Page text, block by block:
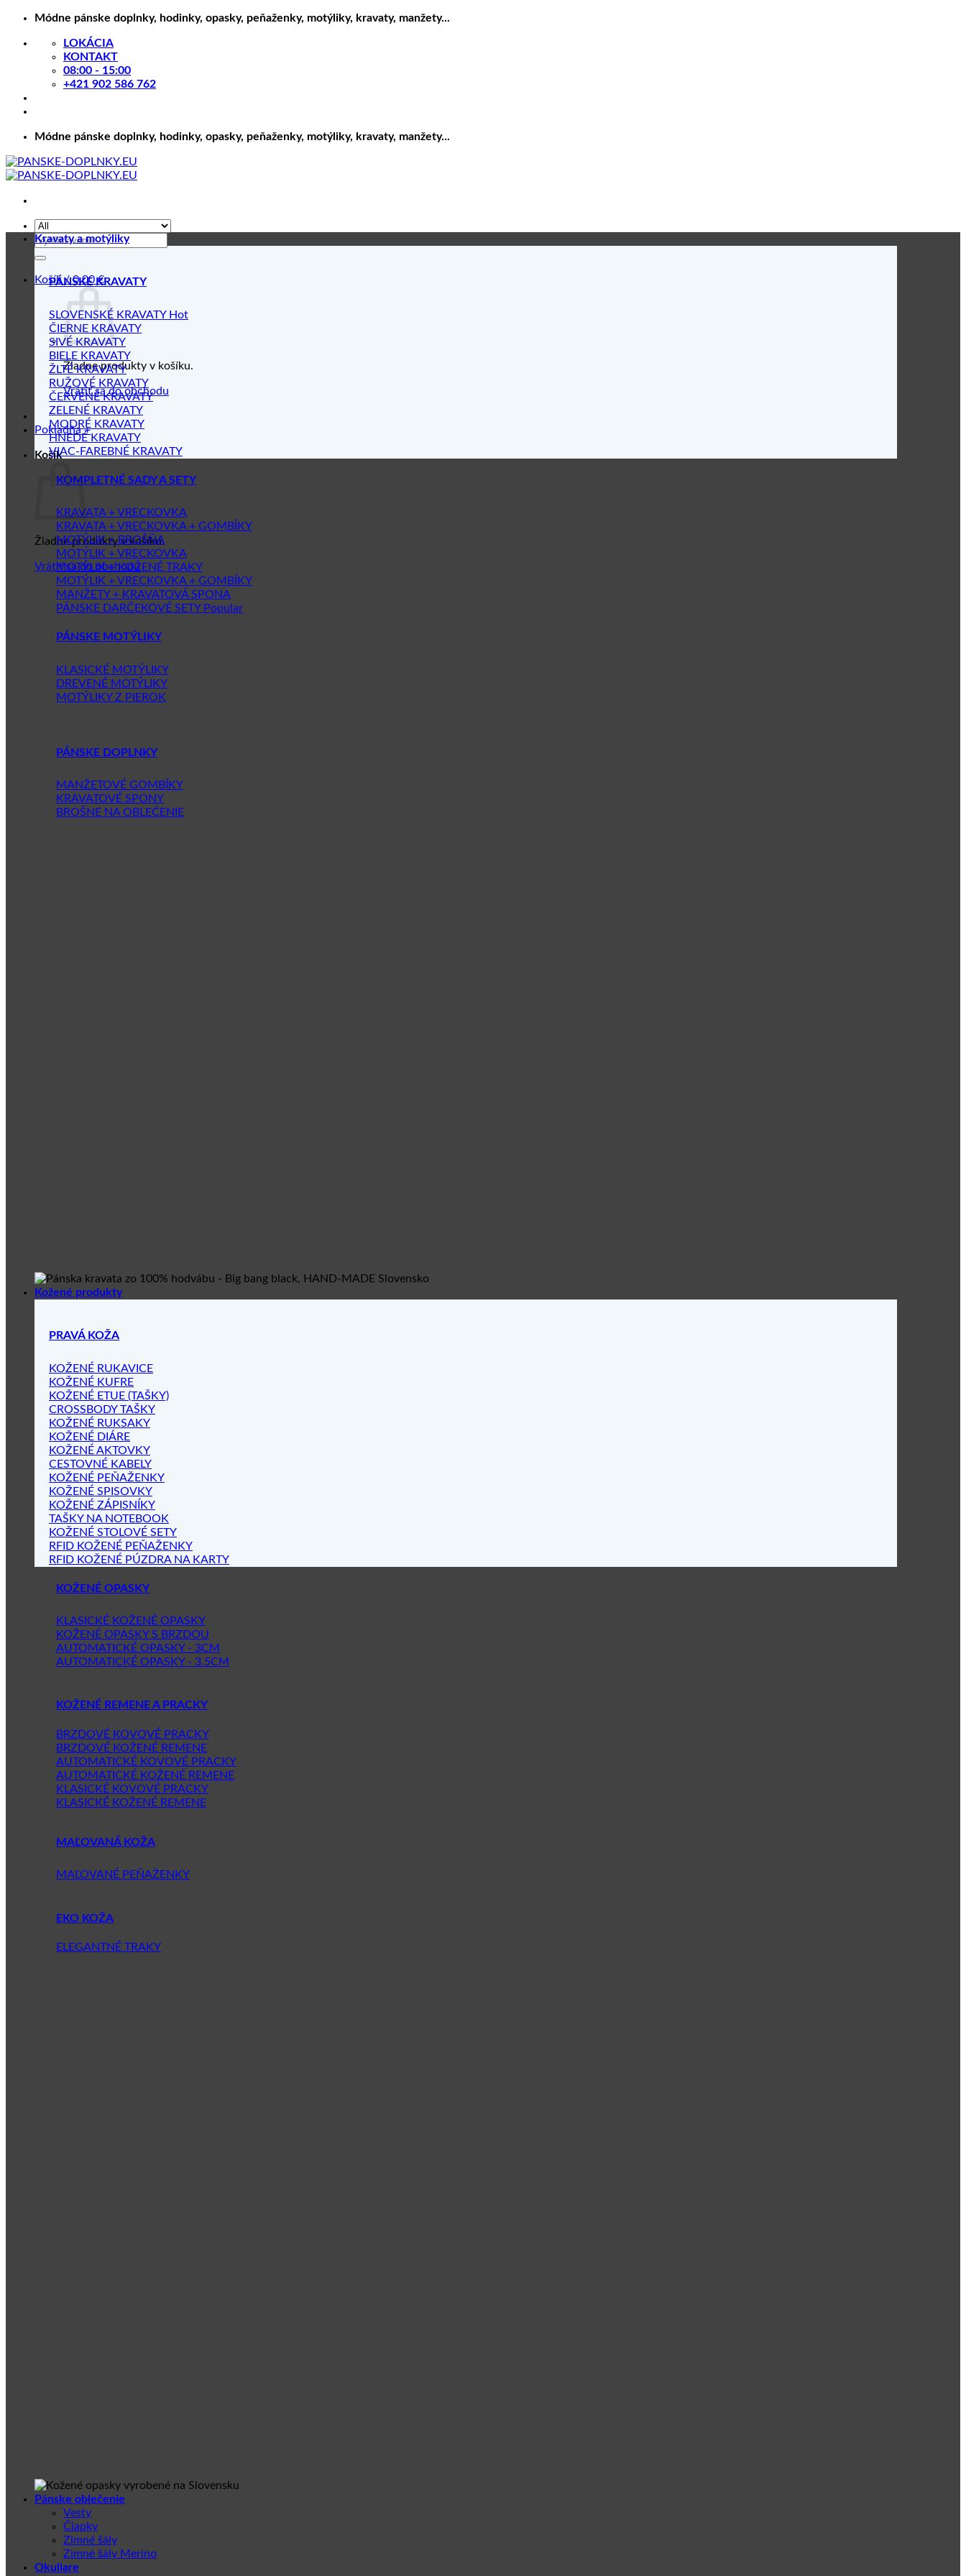
Skip
content
Módne pánske doplnky, hodinky, opasky, peňaženky, motýliky, kravaty, manžety...
LOKÁCIA
KONTAKT
08:00 - 15:00
+421 902 586 762
Módne pánske doplnky, hodinky, opasky, peňaženky, motýliky, kravaty, manžety...
Hľadať:
Košík /0.00€
Žiadne produkty v košíku.
Vrátiť sa do obchodu
Pokladňa +
Košík
Žiadne produkty v košíku.
Vrátiť sa do obchodu
Kravaty a motýliky
PÁNSKE KRAVATY
SLOVENSKÉ KRAVATY
ČIERNE KRAVATY
SIVÉ KRAVATY
BIELE KRAVATY
ŽLTÉ KRAVATY
RUŽOVÉ KRAVATY
ČERVENÉ KRAVATY
ZELENÉ KRAVATY
MODRÉ KRAVATY
HNEDÉ KRAVATY
VIAC-FAREBNÉ KRAVATY
KOMPLETNÉ SADY A SETY
KRAVATA + VRECKOVKA
KRAVATA + VRECKOVKA + GOMBÍKY
MOTÝLIK + BROŠŇA
MOTÝLIK + VRECKOVKA
MOTÝLIK + KOŽENÉ TRAKY
MOTÝLIK + VRECKOVKA + GOMBÍKY
MANŽETY + KRAVATOVÁ SPONA
PÁNSKE DARČEKOVÉ SETY
PÁNSKE MOTÝLIKY
KLASICKÉ MOTÝLIKY
DREVENÉ MOTÝLIKY
MOTÝLIKY Z PIEROK
PÁNSKE DOPLNKY
MANŽETOVÉ GOMBÍKY
KRAVATOVÉ SPONY
BROŠNE NA OBLEČENIE
Kožené produkty
PRAVÁ KOŽA
KOŽENÉ RUKAVICE
KOŽENÉ KUFRE
KOŽENÉ ETUE (TAŠKY)
CROSSBODY TAŠKY
KOŽENÉ RUKSAKY
KOŽENÉ DIÁRE
KOŽENÉ AKTOVKY
CESTOVNÉ KABELY
KOŽENÉ PEŇAŽENKY
KOŽENÉ SPISOVKY
KOŽENÉ ZÁPISNÍKY
TAŠKY NA NOTEBOOK
KOŽENÉ STOLOVÉ SETY
RFID KOŽENÉ PEŇAŽENKY
RFID KOŽENÉ PÚZDRA NA KARTY
KOŽENÉ OPASKY
KLASICKÉ KOŽENÉ OPASKY
KOŽENÉ OPASKY S BRZDOU
AUTOMATICKÉ OPASKY - 3CM
AUTOMATICKÉ OPASKY - 3.5CM
KOŽENÉ REMENE A PRACKY
BRZDOVÉ KOVOVÉ PRACKY
BRZDOVÉ KOŽENÉ REMENE
AUTOMATICKÉ KOVOVÉ PRACKY
AUTOMATICKÉ KOŽENÉ REMENE
KLASICKÉ KOVOVÉ PRACKY
KLASICKÉ KOŽENÉ REMENE
MAĽOVANÁ KOŽA
MAĽOVANÉ PEŇAŽENKY
EKO KOŽA
ELEGANTNÉ TRAKY
Pánske oblečenie
Vesty
Čiapky
Zimné šály
Zimné šály Merino
Okuliare